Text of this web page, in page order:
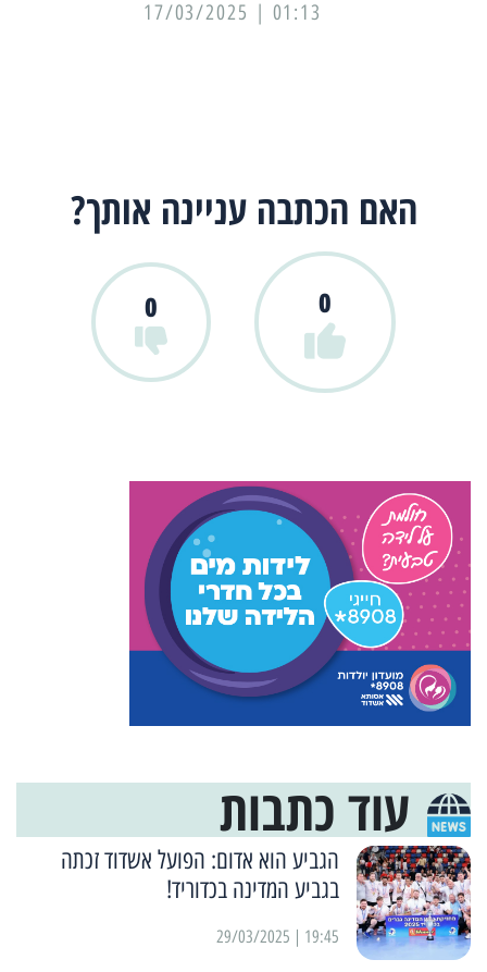
01:13 | 17/03/2025
האם הכתבה עניינה אותך?
0
0
עוד כתבות
הגביע הוא אדום: הפועל אשדוד זכתה
בגביע המדינה בכדוריד!
19:45 | 29/03/2025